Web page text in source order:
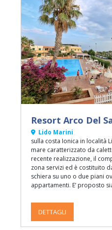
Resort Arco Del
Lido Marini
sulla costa Ionica in località
mare caratterizzato da
recente realizzazione, il
zona servizi ed è costituito
schiera su uno o due piani
appartamenti. E’ proposto
animazione.
DETTAGLI